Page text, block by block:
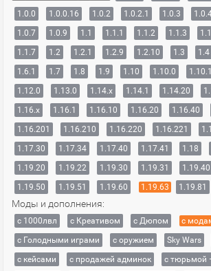
1.0.0
1.0.0.16 1.0.2 1.0.2.1 1.0.3
1.0.7
1.0.9 1.1 1.1.1 1.1.2 1.1.3
1.1.7
1.2 1.2.1 1.2.9 1.2.10 1.3 1.4
1.6.1
1.7 1.8 1.9 1.10 1.10.0 1.10.1
1.12.0
1.13.0 1.14.x 1.14.1 1.14.20
1.16.x
1.16.1 1.16.10 1.16.20 1.16.40
1.16.201
1.16.210 1.16.220 1.16.221
1.17.30
1.17.34 1.17.40 1.17.41 1.18
1.19.20
1.19.22 1.19.30 1.19.31 1.19.40
1.19.50
1.19.51 1.19.60 1.19.63 1.19.81
Моды и дополнения:
с 1000лвл c Креативом с Дюпом с
с Голодными играми
с оружием Sky Wars
с кейсами
с продажей админок с тюрьмой